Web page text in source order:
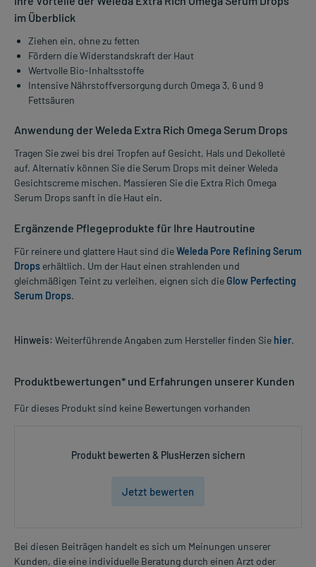
im Überblick
Ziehen ein, ohne zu fetten
Fördern die Widerstandskraft der Haut
Wertvolle Bio-Inhaltsstoffe
Intensive Nährstoffversorgung durch Omega 3, 6 und 9
Fettsäuren
Anwendung der Weleda Extra Rich Omega Serum Drops
Tragen Sie zwei bis drei Tropfen auf Gesicht, Hals und Dekolleté
auf. Alternativ können Sie die Serum Drops mit deiner Weleda
Gesichtscreme mischen. Massieren Sie die Extra Rich Omega
Serum Drops sanft in die Haut ein.
Ergänzende Pflegeprodukte für Ihre Hautroutine
Für reinere und glattere Haut sind dieWeleda Pore Refining Serum
Drops erhältlich. Um der Haut einen strahlenden und
gleichmäßigen Teint zu verleihen, eignen sich dieGlow Perfecting
Serum Drops.
Hinweis: Weiterführende Angaben zum Hersteller finden Sie hier.
Produktbewertungen* und Erfahrungen unserer Kunden
Für dieses Produkt sind keine Bewertungen vorhanden
Produkt bewerten & PlusHerzen sichern
Jetzt bewerten
Bei diesen Beiträgen handelt es sich um Meinungen unserer
Kunden, die eine individuelle Beratung durch einen Arzt oder